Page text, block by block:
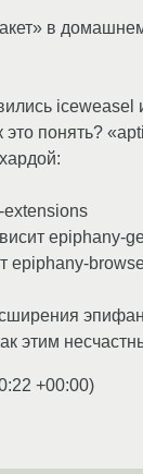
в
понять?
extensions
epiphany-
epiphany-
этим
+00:00)